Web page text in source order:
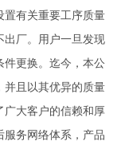
置有关重要工序质量
出厂。用户一旦发现
件更换。迄今，本公
并且以其优异的质量
广大客户的信赖和厚
服务网络体系，产品